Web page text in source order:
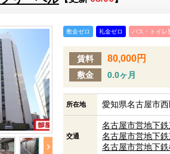
敷金ゼロ 礼金ゼロ バス・トイレ
賃料 80,000円
敷金
0.0ヶ月
所在地 愛知県名古屋市
交通
名古屋市営地下
名古屋市営地下
名古屋市営地下